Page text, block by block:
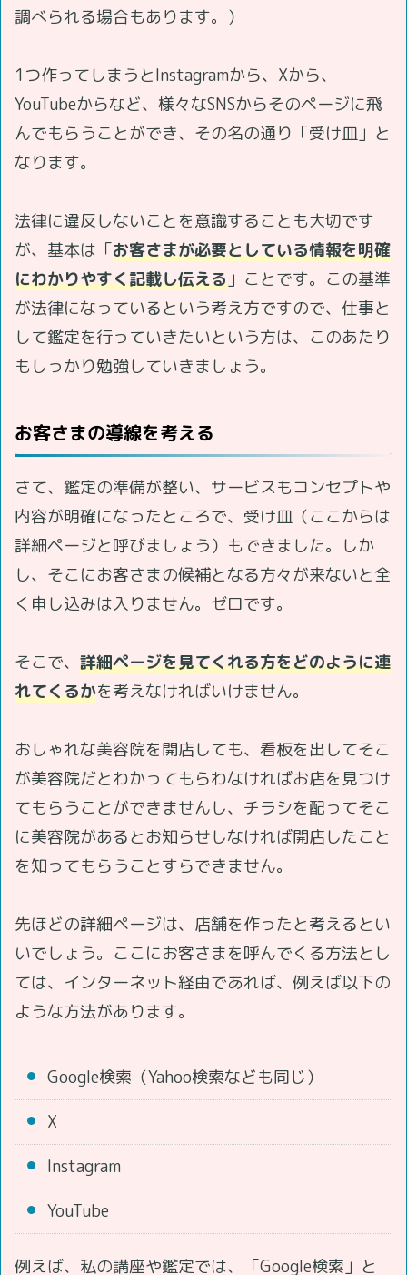
調べられる場合もあります。）
1つ作ってしまうとInstagramから、Xから、
YouTubeからなど、様々なSNSからそのページに飛
んでもらうことができ、その名の通り「受け皿」と
なります。
法律に違反しないことを意識することも大切です
が、基本は「お客さまが必要としている情報を明確
にわかりやすく記載し伝える 」ことです。この基準
が法律になっているという考え方ですので、仕事と
して鑑定を行っていきたいという方は、このあたり
もしっかり勉強していきましょう。
お客さまの導線を考える
さて、鑑定の準備が整い、サービスもコンセプトや
内容が明確になったところで、受け皿（ここからは
詳細ページと呼びましょう）もできました。しか
し、そこにお客さまの候補となる方々が来ないと全
く申し込みは入りません。ゼロです。
そこで、 詳細ページを見てくれる方をどのように連
れてくるかを考えなければいけません。
おしゃれな美容院を開店しても、看板を出してそこ
が美容院だとわかってもらわなければお店を見つけ
てもらうことができませんし、チラシを配ってそこ
に美容院があるとお知らせしなければ開店したこと
を知ってもらうことすらできません。
先ほどの詳細ページは、店舗を作ったと考えるとい
いでしょう。ここにお客さまを呼んでくる方法とし
ては、インターネット経由であれば、例えば以下の
ような方法があります。
Google検索（Yahoo検索なども同じ）
X
Instagram
YouTube
例えば、私の講座や鑑定では、「Google検索」と